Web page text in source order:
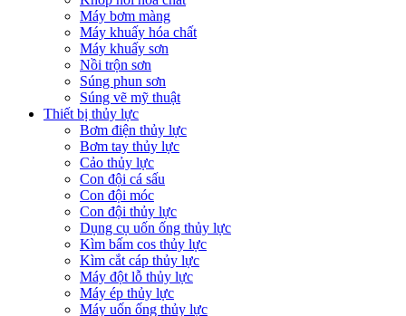
Máy bơm màng
Máy khuấy hóa chất
Máy khuấy sơn
Nồi trộn sơn
Súng phun sơn
Súng vẽ mỹ thuật
Thiết bị thủy lực
Bơm điện thủy lực
Bơm tay thủy lực
Cảo thủy lực
Con đội cá sấu
Con đội móc
Con đội thủy lực
Dụng cụ uốn ống thủy lực
Kìm bấm cos thủy lực
Kìm cắt cáp thủy lực
Máy đột lỗ thủy lực
Máy ép thủy lực
Máy uốn ống thủy lực